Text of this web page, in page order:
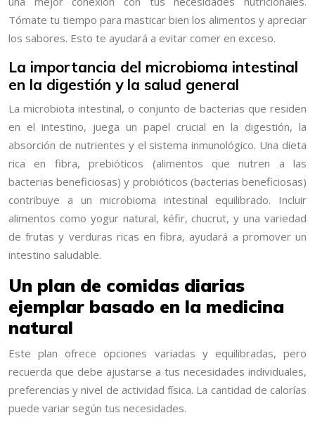
Tómate tu tiempo para masticar bien los alimentos y apreciar
los sabores. Esto te ayudará a evitar comer en exceso.
La importancia del microbioma intestinal
en la digestión y la salud general
La microbiota intestinal, o conjunto de bacterias que residen
en el intestino, juega un papel crucial en la digestión, la
absorción de nutrientes y el sistema inmunológico. Una dieta
rica en fibra, prebióticos (alimentos que nutren a las
bacterias beneficiosas) y probióticos (bacterias beneficiosas)
contribuye a un microbioma intestinal equilibrado. Incluir
alimentos como yogur natural, kéfir, chucrut, y una variedad
de frutas y verduras ricas en fibra, ayudará a promover un
intestino saludable.
Un plan de comidas diarias
ejemplar basado en la medicina
natural
Este plan ofrece opciones variadas y equilibradas, pero
recuerda que debe ajustarse a tus necesidades individuales,
preferencias y nivel de actividad física. La cantidad de calorías
puede variar según tus necesidades.